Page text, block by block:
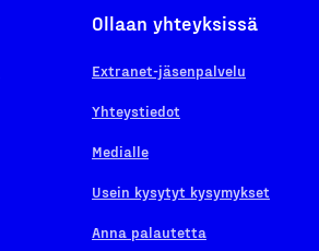
Ollaan yhteyksissä
Extranet-jäsenpalvelu
Yhteystiedot
Medialle
Usein kysytyt kysymykset
Anna palautetta